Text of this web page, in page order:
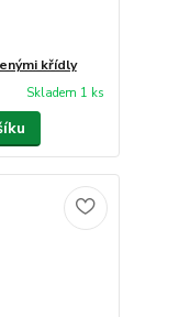
křídly
Skladem 1 ks